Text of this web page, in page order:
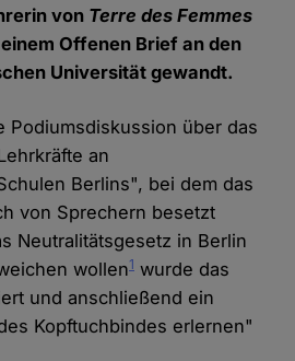
von Terre des Femmes
Offenen Brief an den
Universität gewandt.
Podiumsdiskussion über das
an
Berlins", bei dem das
von Sprechern besetzt
Neutralitätsgesetz in Berlin
wollen1 wurde das
und anschließend ein
Kopftuchbindes erlernen"